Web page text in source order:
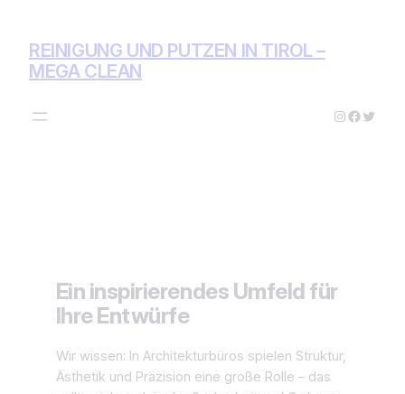
springen
REINIGUNG UND PUTZEN IN TIROL –
MEGA CLEAN
Instagram
Twitter
Ein inspirierendes Umfeld für
Ihre Entwürfe
Wir wissen: In Architekturbüros spielen Struktur,
Ästhetik und Präzision eine große Rolle – das